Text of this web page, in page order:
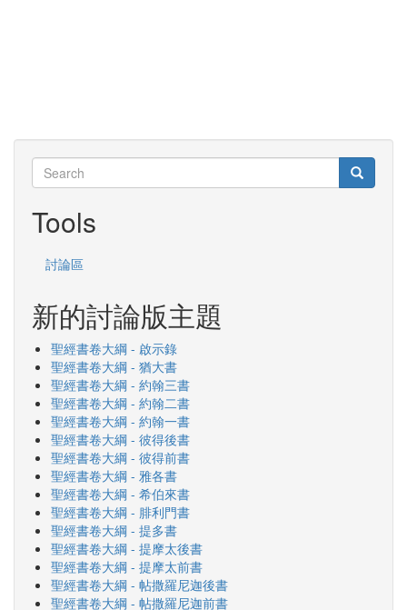
Search
Search Search
Tools
討論區
新的討論版主題
聖經書卷大綱 - 啟示錄
聖經書卷大綱 - 猶大書
聖經書卷大綱 - 約翰三書
聖經書卷大綱 - 約翰二書
聖經書卷大綱 - 約翰一書
聖經書卷大綱 - 彼得後書
聖經書卷大綱 - 彼得前書
聖經書卷大綱 - 雅各書
聖經書卷大綱 - 希伯來書
聖經書卷大綱 - 腓利門書
聖經書卷大綱 - 提多書
聖經書卷大綱 - 提摩太後書
聖經書卷大綱 - 提摩太前書
聖經書卷大綱 - 帖撒羅尼迦後書
聖經書卷大綱 - 帖撒羅尼迦前書